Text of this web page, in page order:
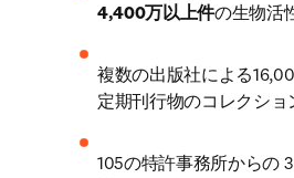
4,400万以上件の生物活
複数の出版社による
定期刊行物のコレクショ
105の特許事務所からの